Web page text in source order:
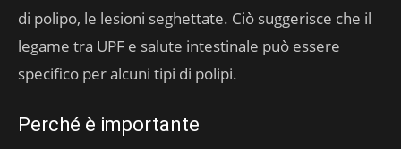
di polipo, le lesioni seghettate. Ciò suggerisce che il
legame tra UPF e salute intestinale può essere
specifico per alcuni tipi di polipi.
Perché è importante